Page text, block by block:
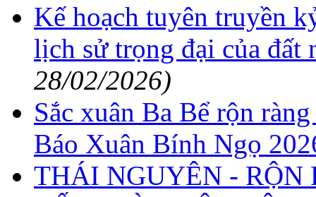
Kế hoạch tuyên truyền
lịch sử trọng đại của đất
28/02/2026)
Sắc xuân Ba Bể rộn
Báo Xuân Bính Ngọ
THÁI NGUYÊN -